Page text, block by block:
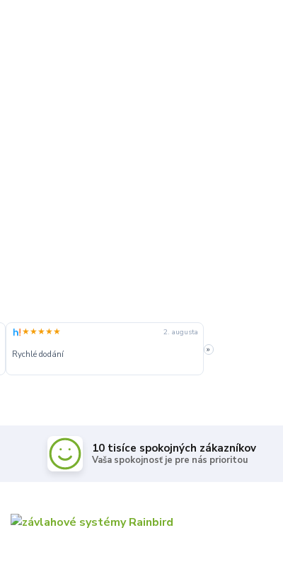
★★★★★ 2. augusta
Rychlé dodání
Rychle
»
10 tisíce spokojných zákazníkov
Vaša spokojnosť je pre nás prioritou